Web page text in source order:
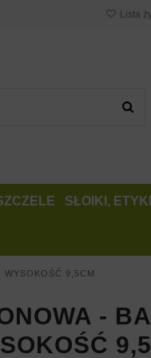
Lista
SŁOIKI,
WYSOKOŚĆ 9,5CM
-